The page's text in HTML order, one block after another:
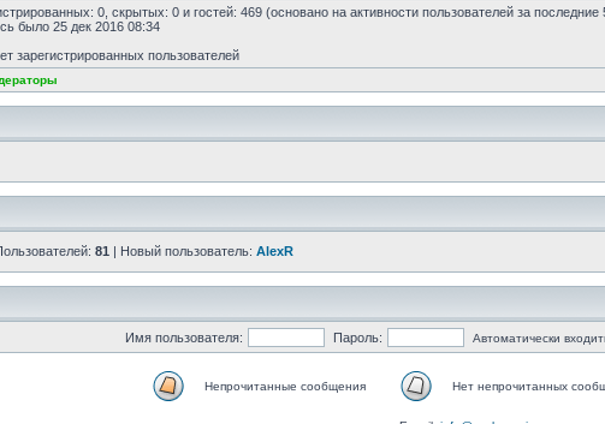
0, скрытых: 0 и гостей: 469 (основано на активности пользователей за последние
было 25 дек 2016 08:34
зарегистрированных пользователей
81 | Новый пользователь: AlexR
Имя пользователя: Пароль: Автоматически
Непрочитанные сообщения Нет непрочитанных